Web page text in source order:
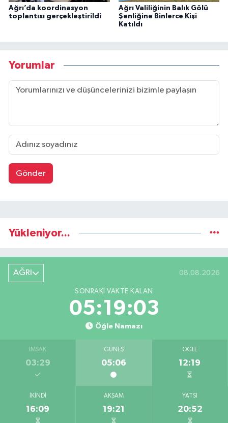
Ağrı’da koordinasyon
toplantısı gerçekleştirildi
Ağrı Valiliğinin Balık Gölü
Şenliğine Binlerce Kişi
Katıldı
Yorumlar
Gönder
Yükleniyor...
AĞRI 08.08.2026
SONRAKI VAKTE KALAN
05:19:02
Öğle Namazı
İMSAK
03:29
GÜNEŞ
05:06
ÖĞLE
12:19
İKINDI
16:09
AKŞAM
19:21
YATSI
20:52